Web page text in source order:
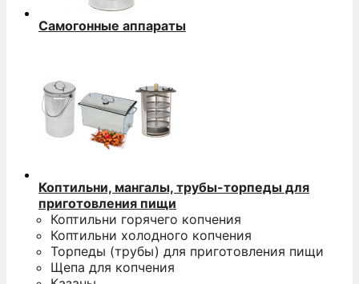
Самогонные аппараты
Коптильни, мангалы, трубы-торпеды для
приготовления пищи
Коптильни горячего копчения
Коптильни холодного копчения
Торпеды (трубы) для приготовления пищи
Щепа для копчения